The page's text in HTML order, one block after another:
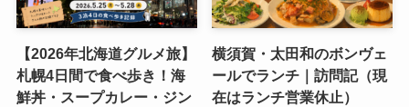
【2026年北海道グルメ旅】
札幌4日間で食べ歩き！海
鮮丼・スープカレー・ジン
横須賀・太田和のボンヴェ
ールでランチ｜訪問記（現
在はランチ営業休止）